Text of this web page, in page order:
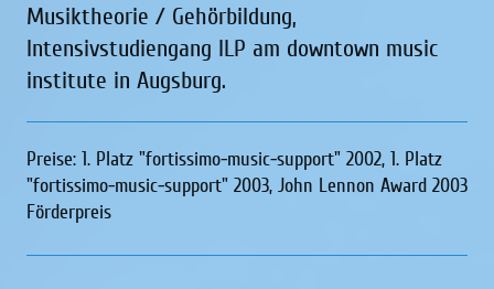
Musiktheorie / Gehörbildung,
Intensivstudiengang ILP am downtown music
institute in Augsburg.
Preise: 1. Platz "fortissimo-music-support" 2002, 1. Platz
"fortissimo-music-support" 2003, John Lennon Award 2003
Förderpreis